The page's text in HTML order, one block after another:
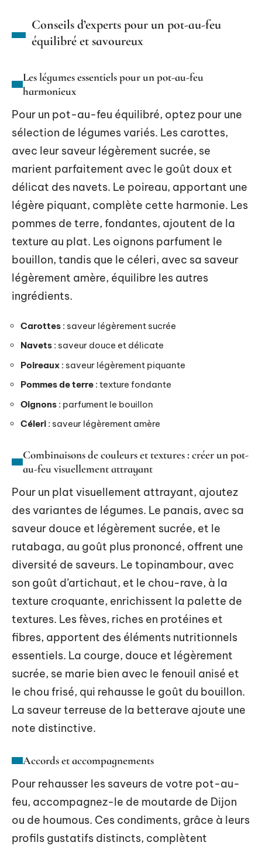
Conseils d’experts pour un pot-au-feu
équilibré et savoureux
Les légumes essentiels pour un pot-au-feu
harmonieux
Pour un pot-au-feu équilibré, optez pour une
sélection de légumes variés. Les carottes,
avec leur saveur légèrement sucrée, se
marient parfaitement avec le goût doux et
délicat des navets. Le poireau, apportant une
légère piquant, complète cette harmonie. Les
pommes de terre, fondantes, ajoutent de la
texture au plat. Les oignons parfument le
bouillon, tandis que le céleri, avec sa saveur
légèrement amère, équilibre les autres
ingrédients.
Carottes : saveur légèrement sucrée
Navets : saveur douce et délicate
Poireaux : saveur légèrement piquante
Pommes de terre : texture fondante
Oignons : parfument le bouillon
Céleri : saveur légèrement amère
Combinaisons de couleurs et textures : créer un pot-
au-feu visuellement attrayant
Pour un plat visuellement attrayant, ajoutez
des variantes de légumes. Le panais, avec sa
saveur douce et légèrement sucrée, et le
rutabaga, au goût plus prononcé, offrent une
diversité de saveurs. Le topinambour, avec
son goût d’artichaut, et le chou-rave, à la
texture croquante, enrichissent la palette de
textures. Les fèves, riches en protéines et
fibres, apportent des éléments nutritionnels
essentiels. La courge, douce et légèrement
sucrée, se marie bien avec le fenouil anisé et
le chou frisé, qui rehausse le goût du bouillon.
La saveur terreuse de la betterave ajoute une
note distinctive.
Accords et accompagnements
Pour rehausser les saveurs de votre pot-au-
feu, accompagnez-le de moutarde de Dijon
ou de houmous. Ces condiments, grâce à leurs
profils gustatifs distincts, complètent